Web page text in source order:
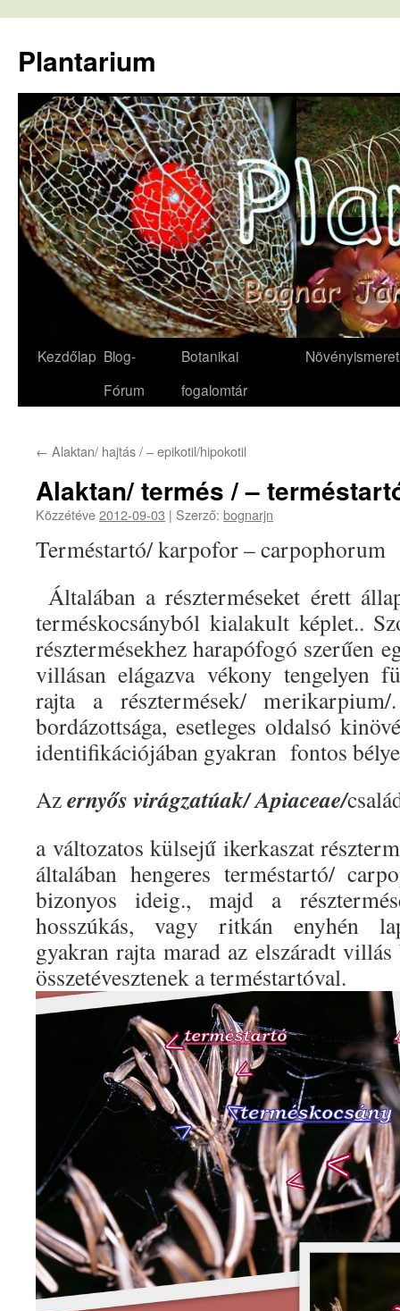
tartalomba
Plantarium
Kezdőlap Blog-
Fórum
Botanikai
fogalomtár
Növényismeret
← Alaktan/ hajtás / – epikotil/hipokotil
Alaktan/ termés / –
Közzétéve2012-09-03 | Szerző: bognarjn
Terméstartó/ karpofor – carpophorum
Általában a részterméseket érett
terméskocsányból kialakult képlet..
résztermésekhez harapófogó szerűen
villásan elágazva vékony tengelyen
rajta a résztermések/
bordázottsága, esetleges oldalsó
identifikációjában gyakran fontos
Azernyős virágzatúak/ Apiaceae/
a változatos külsejű ikerkaszat
általában hengeres terméstartó/
bizonyos ideig., majd a
hosszúkás, vagy ritkán enyhén
gyakran rajta marad az elszáradt
összetévesztenek a terméstartóval.